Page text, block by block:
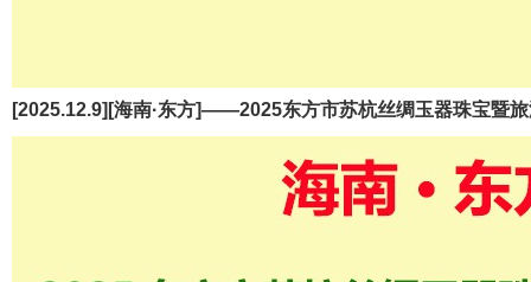
[2025.12.9][海南·东方]——2025东方市苏杭丝绸玉器珠宝暨